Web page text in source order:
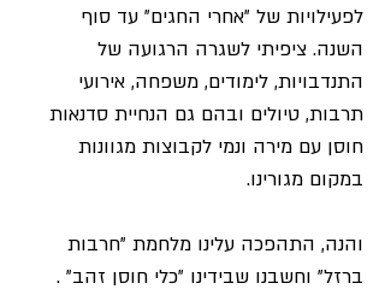
לפעילויות של "אחרי החגים" עד סוף
השנה. ציפיתי לשגרה הרגועה של
התנדבויות, לימודים, משפחה, אירועי
תרבות, טיולים ובהם גם הנחיית סדנאות
חוסן עם מירה ונמי לקבוצות מגוונות
במקום מגורינו.
והנה, התהפכה עלינו מלחמת "חרבות
ברזל" וחשבנו שבידינו "כלי חוסן זהב" .